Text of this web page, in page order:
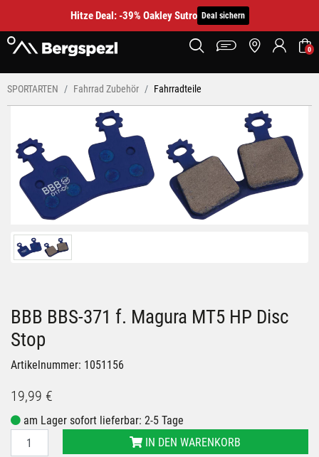
Hitze Deal: -39% Oakley Sutro Deal sichern
0
SPORTARTEN Fahrrad Zubehör Fahrradteile
BBB BBS-371 f. Magura MT5 HP Disc
Stop
Artikelnummer: 1051156
19,99 €
am Lager sofort lieferbar: 2-5 Tage
IN DEN WARENKORB